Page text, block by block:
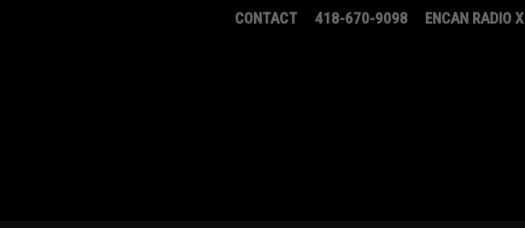
CONTACT 418-670-9098 ENCAN RADIO X